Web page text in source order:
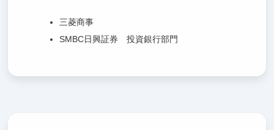
三菱商事
SMBC日興証券 投資銀行部門